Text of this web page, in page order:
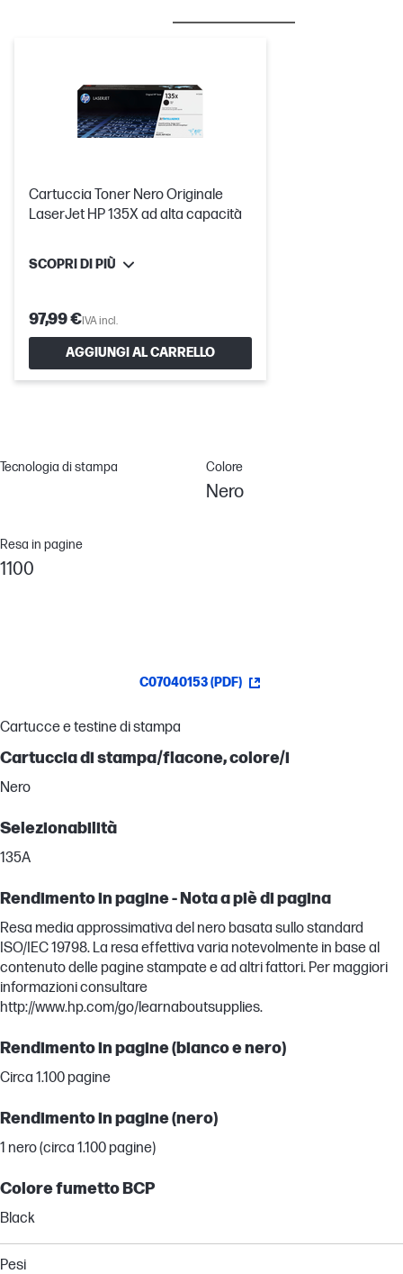
Cartuccia Toner Nero Originale
LaserJet HP 135X ad alta capacità
SCOPRI DI PIÙ
97,99 €IVA incl.
AGGIUNGI AL CARRELLO
Tecnologia di stampa Colore
Nero
Resa in pagine
1100
C07040153 (PDF)
Cartucce e testine di stampa
Cartuccia di stampa/flacone, colore/i
Nero
Selezionabilità
135A
Rendimento in pagine - Nota a piè di pagina
Resa media approssimativa del nero basata sullo standard
ISO/IEC 19798. La resa effettiva varia notevolmente in base al
contenuto delle pagine stampate e ad altri fattori. Per maggiori
informazioni consultare
http://www.hp.com/go/learnaboutsupplies.
Rendimento in pagine (bianco e nero)
Circa 1.100 pagine
Rendimento in pagine (nero)
1 nero (circa 1.100 pagine)
Colore fumetto BCP
Black
Pesi